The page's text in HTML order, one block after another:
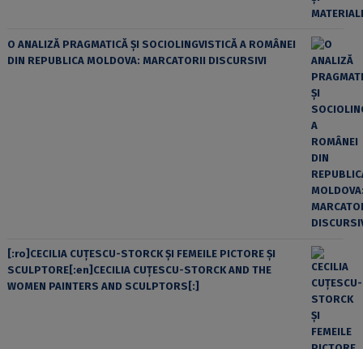
O ANALIZĂ PRAGMATICĂ ȘI SOCIOLINGVISTICĂ A ROMÂNEI
DIN REPUBLICA MOLDOVA: MARCATORII DISCURSIVI
[:ro]CECILIA CUŢESCU-STORCK ŞI FEMEILE PICTORE ŞI
SCULPTORE[:en]CECILIA CUŢESCU-STORCK AND THE
WOMEN PAINTERS AND SCULPTORS[:]